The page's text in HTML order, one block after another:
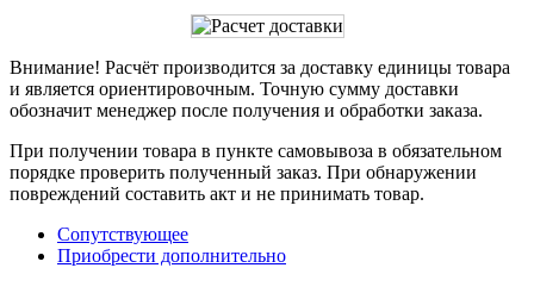
Внимание! Расчёт производится за доставку единицы товара
и является ориентировочным. Точную сумму доставки
обозначит менеджер после получения и обработки заказа.
При получении товара в пункте самовывоза в обязательном
порядке проверить полученный заказ. При обнаружении
повреждений составить акт и не принимать товар.
Сопутствующее
Приобрести дополнительно